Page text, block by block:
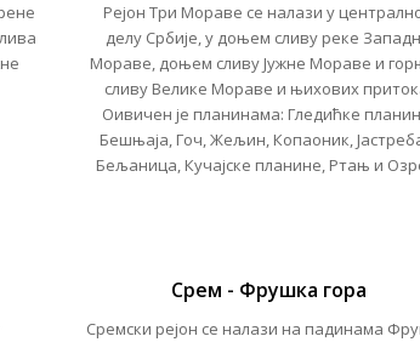
Рејон Три Мораве се налази у
делу Србије, у доњем сливу реке
Мораве, доњем сливу Јужне Мораве и
сливу Велике Мораве и њихових
Oивичен је планинама: Гледићке
Бешњаја, Гоч, Жељин, Копаоник,
Бељаница, Кучајске планине, Ртањ и
Срем - Фрушка гора
Сремски рејон се налази на падинама